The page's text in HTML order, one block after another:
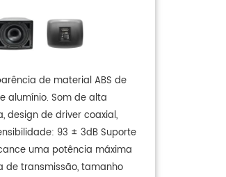
de material ABS de
alumínio. Som de alta
design de driver coaxial,
93 ± 3dB Suporte
uma potência máxima
de transmissão, tamanho